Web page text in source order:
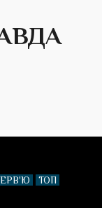
ТОП